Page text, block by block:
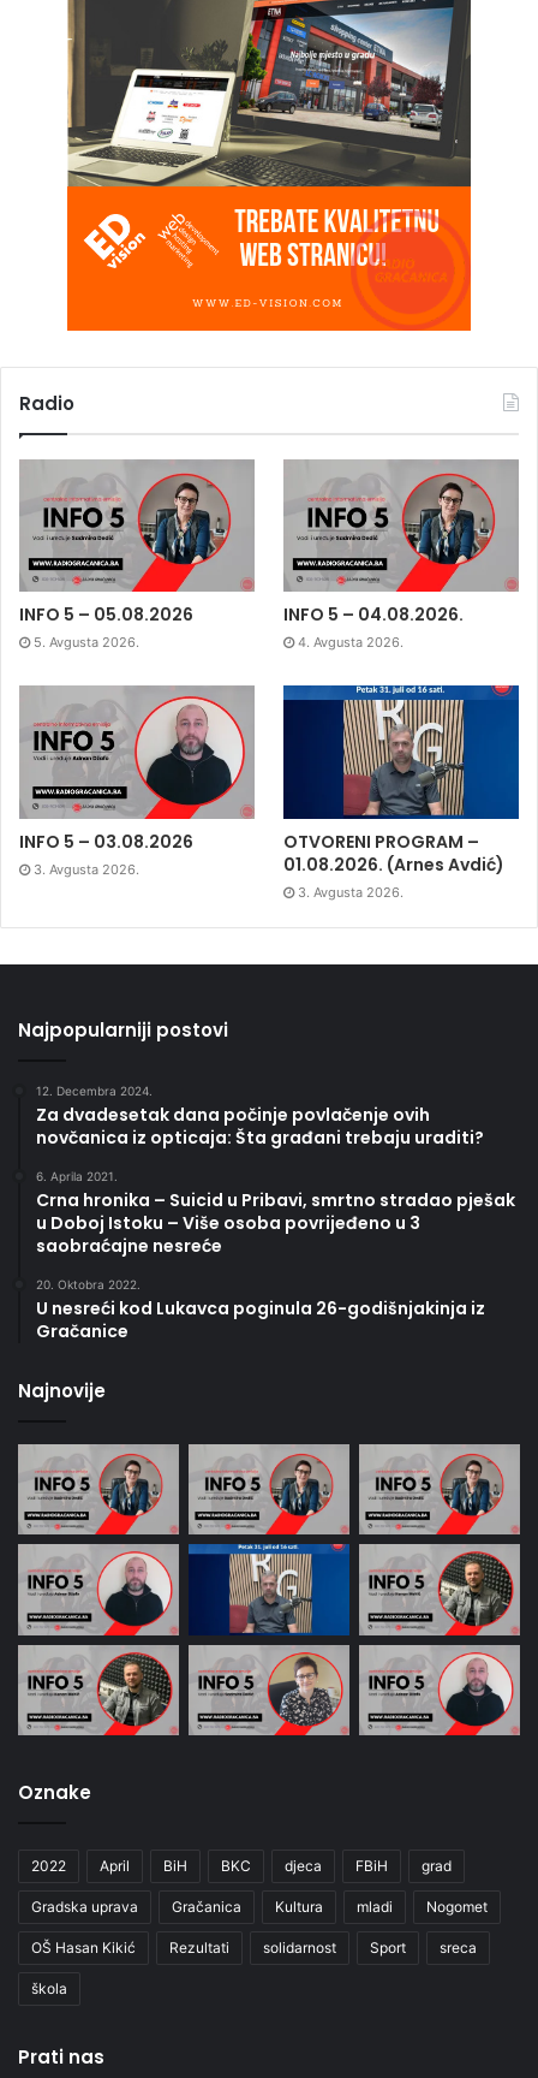
Radio
INFO 5 – 05.08.2026
5. Avgusta 2026.
INFO 5 – 04.08.2026.
4. Avgusta 2026.
INFO 5 – 03.08.2026
3. Avgusta 2026.
OTVORENI PROGRAM –
01.08.2026. (Arnes Avdić)
3. Avgusta 2026.
Najpopularniji postovi
12. Decembra 2024.
Za dvadesetak dana počinje povlačenje ovih
novčanica iz opticaja: Šta građani trebaju uraditi?
6. Aprila 2021.
Crna hronika – Suicid u Pribavi, smrtno stradao pješak
u Doboj Istoku – Više osoba povrijeđeno u 3
saobraćajne nesreće
20. Oktobra 2022.
U nesreći kod Lukavca poginula 26-godišnjakinja iz
Gračanice
Najnovije
Oznake
2022 April BiH BKC djeca FBiH grad
Gradska uprava Gračanica Kultura mladi Nogomet
OŠ Hasan Kikić Rezultati solidarnost Sport sreca
škola
Prati nas